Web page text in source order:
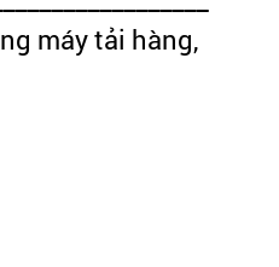
máy tải hàng,